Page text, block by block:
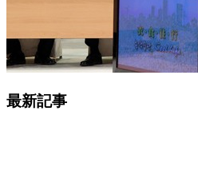
最新記事